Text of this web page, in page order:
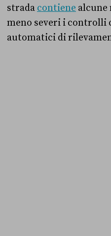
strada contiene alcune
meno severi i controlli
automatici di